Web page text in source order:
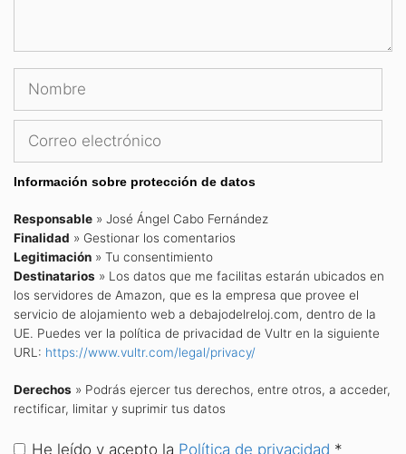
Nombre
Correo
Información sobre protección de datos
Responsable » José Ángel Cabo Fernández
Finalidad » Gestionar los comentarios
Legitimación » Tu consentimiento
Destinatarios » Los datos que me facilitas estarán ubicados en
los servidores de Amazon, que es la empresa que provee el
servicio de alojamiento web a debajodelreloj.com, dentro de la
UE. Puedes ver la política de privacidad de Vultr en la siguiente
URL: https://www.vultr.com/legal/privacy/
Derechos » Podrás ejercer tus derechos, entre otros, a acceder,
rectificar, limitar y suprimir tus datos
He leído y acepto la Política de privacidad *